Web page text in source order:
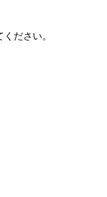
ださい。